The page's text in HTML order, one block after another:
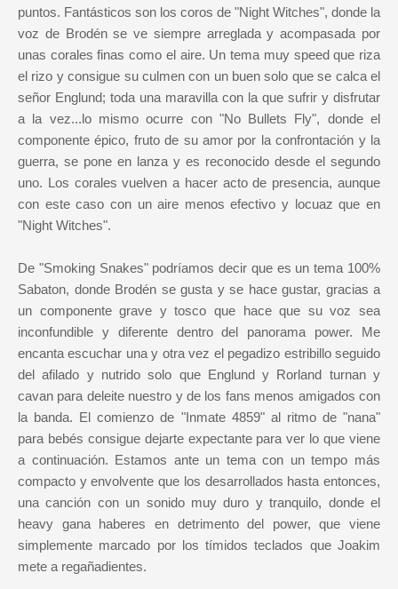
puntos. Fantásticos son los coros de "Night Witches", donde la
voz de Brodén se ve siempre arreglada y acompasada por
unas corales finas como el aire. Un tema muy speed que riza
el rizo y consigue su culmen con un buen solo que se calca el
señor Englund; toda una maravilla con la que sufrir y disfrutar
a la vez...lo mismo ocurre con "No Bullets Fly", donde el
componente épico, fruto de su amor por la confrontación y la
guerra, se pone en lanza y es reconocido desde el segundo
uno. Los corales vuelven a hacer acto de presencia, aunque
con este caso con un aire menos efectivo y locuaz que en
"Night Witches".
De "Smoking Snakes" podríamos decir que es un tema 100%
Sabaton, donde Brodén se gusta y se hace gustar, gracias a
un componente grave y tosco que hace que su voz sea
inconfundible y diferente dentro del panorama power. Me
encanta escuchar una y otra vez el pegadizo estribillo seguido
del afilado y nutrido solo que Englund y Rorland turnan y
cavan para deleite nuestro y de los fans menos amigados con
la banda. El comienzo de "Inmate 4859" al ritmo de "nana"
para bebés consigue dejarte expectante para ver lo que viene
a continuación. Estamos ante un tema con un tempo más
compacto y envolvente que los desarrollados hasta entonces,
una canción con un sonido muy duro y tranquilo, donde el
heavy gana haberes en detrimento del power, que viene
simplemente marcado por los tímidos teclados que Joakim
mete a regañadientes.